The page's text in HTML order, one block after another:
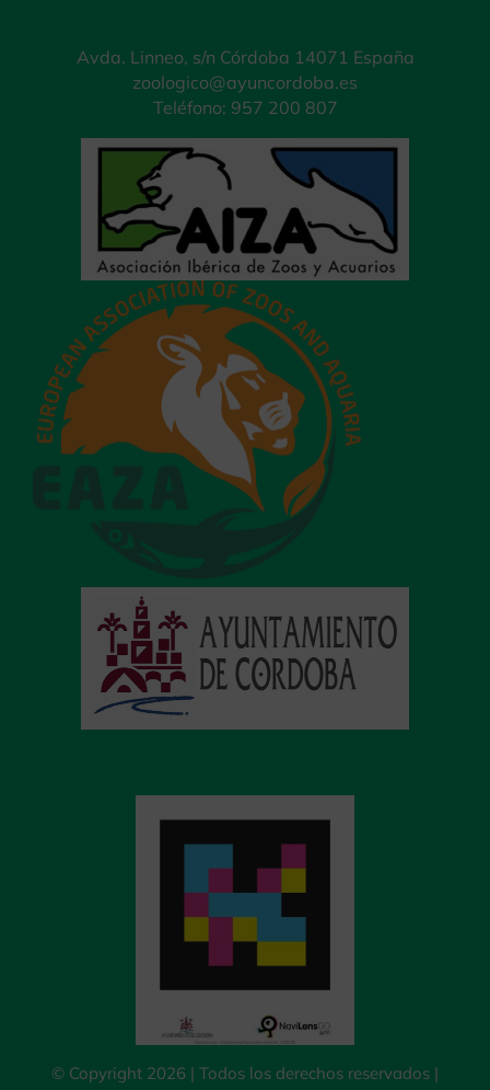
Avda. Linneo, s/n Córdoba 14071 España
zoologico@ayuncordoba.es
Teléfono: 957 200 807
© Copyright 2026 | Todos los derechos reservados |